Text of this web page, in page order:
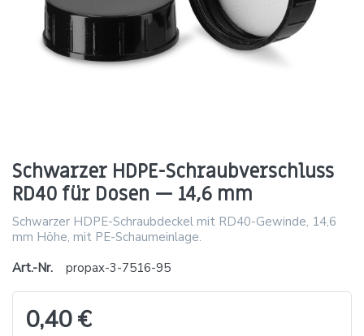
Schwarzer HDPE-Schraubverschluss
RD40 für Dosen — 14,6 mm
Schwarzer HDPE-Schraubdeckel mit RD40-Gewinde, 14,6
mm Höhe, mit PE-Schaumeinlage.
Art.-Nr.
propax-3-7516-95
0,40 €